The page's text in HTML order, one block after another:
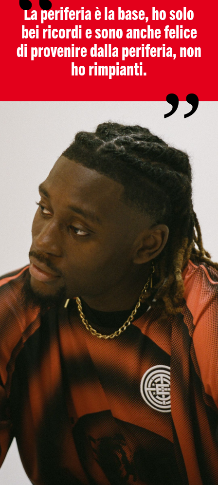
La periferia è la base, ho solo
bei ricordi e sono anche felice
di provenire dalla periferia, non
ho rimpianti.